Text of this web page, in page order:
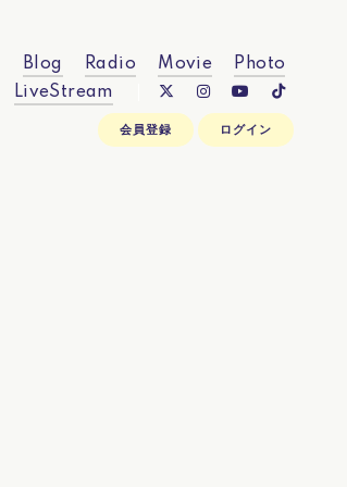
Blog Radio Movie
Photo
LiveStream
会員登録 ログイン